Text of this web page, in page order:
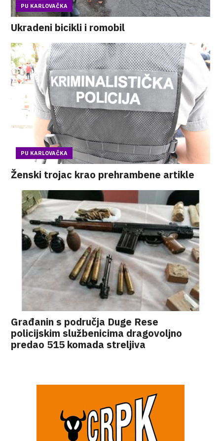
PU KARLOVAČKA
Ukradeni bicikli i romobil
PU KARLOVAČKA
Ženski trojac krao prehrambene artikle
Građanin s područja Duge Rese
policijskim službenicima dragovoljno
predao 515 komada streljiva